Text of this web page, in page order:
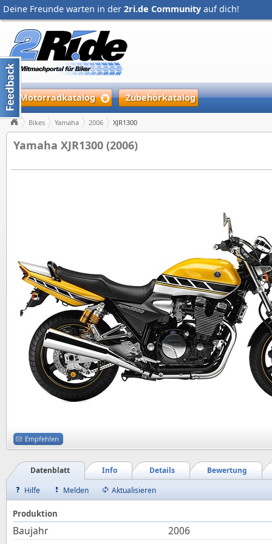
Deine Freunde warten in der 2ri.de Community auf dich!
Motorradkatalog Zubehörkatalog
Bikes Yamaha 2006 XJR1300
Yamaha XJR1300 (2006)
Empfehlen
Bewertung
Details
Info
Datenblatt
Hilfe
Melden Aktualisieren
Produktion
Baujahr
2006